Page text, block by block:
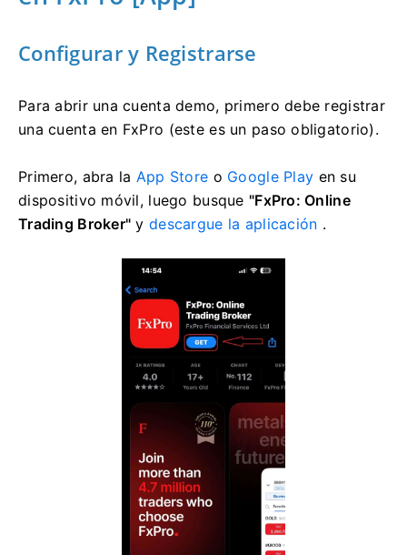
Configurar y Registrarse
Para abrir una cuenta demo, primero debe registrar
una cuenta en FxPro (este es un paso obligatorio).
Primero, abra la App Store o Google Play en su
dispositivo móvil, luego busque "FxPro: Online
Trading Broker" ydescargue la aplicación .